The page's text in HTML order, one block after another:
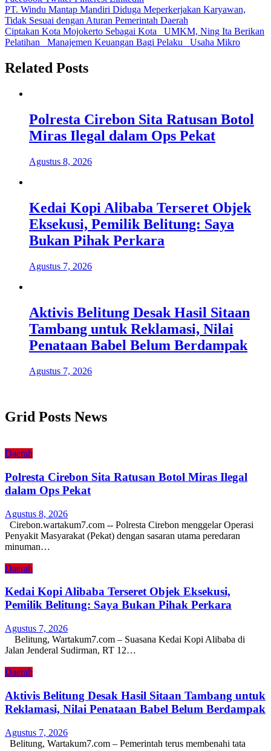
Navigasi
pos
PT. Windu Mantap Mandiri Diduga Meperkerjakan Karyawan,
Tidak Sesuai dengan Aturan Pemerintah Daerah
Ciptakan Kota Mojokerto Sebagai Kota UMKM, Ning Ita Berikan
Pelatihan Manajemen Keuangan Bagi Pelaku Usaha Mikro
Related Posts
Polresta Cirebon Sita Ratusan Botol
Miras Ilegal dalam Ops Pekat
Agustus 8, 2026
Kedai Kopi Alibaba Terseret Objek
Eksekusi, Pemilik Belitung: Saya
Bukan Pihak Perkara
Agustus 7, 2026
Aktivis Belitung Desak Hasil Sitaan
Tambang untuk Reklamasi, Nilai
Penataan Babel Belum Berdampak
Agustus 7, 2026
Grid Posts News
Daerah
Polresta Cirebon Sita Ratusan Botol Miras Ilegal
dalam Ops Pekat
Agustus 8, 2026
Cirebon.wartakum7.com -- Polresta Cirebon menggelar Operasi
Penyakit Masyarakat (Pekat) dengan sasaran utama peredaran
minuman…
Daerah
Kedai Kopi Alibaba Terseret Objek Eksekusi,
Pemilik Belitung: Saya Bukan Pihak Perkara
Agustus 7, 2026
Belitung, Wartakum7.com – Suasana Kedai Kopi Alibaba di
Jalan Jenderal Sudirman, RT 12…
Daerah
Aktivis Belitung Desak Hasil Sitaan Tambang untuk
Reklamasi, Nilai Penataan Babel Belum Berdampak
Agustus 7, 2026
Belitung, Wartakum7.com – Pemerintah terus membenahi tata